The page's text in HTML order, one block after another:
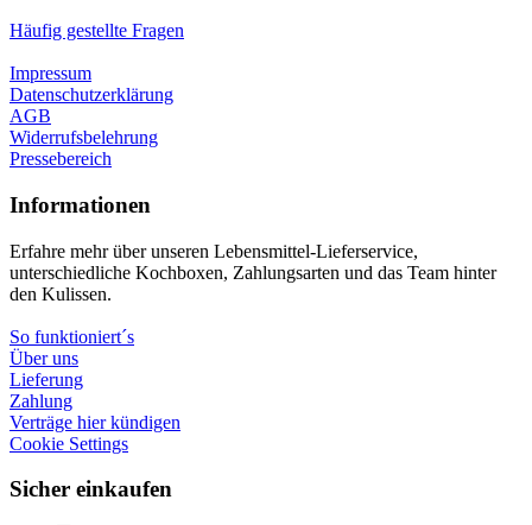
Häufig gestellte Fragen
Impressum
Datenschutzerklärung
AGB
Widerrufsbelehrung
Pressebereich
Informationen
Erfahre mehr über unseren Lebensmittel-Lieferservice,
unterschiedliche Kochboxen, Zahlungsarten und das Team hinter
den Kulissen.
So funktioniert´s
Über uns
Lieferung
Zahlung
Verträge hier kündigen
Cookie Settings
Sicher einkaufen